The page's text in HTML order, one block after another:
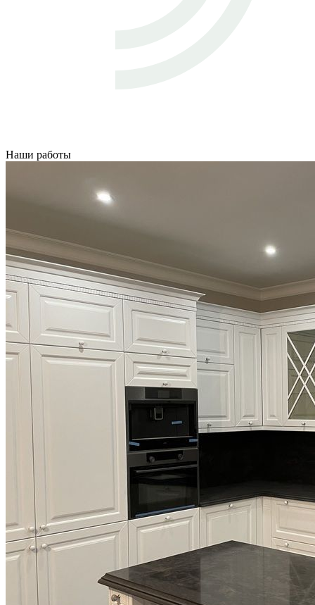
Наши работы